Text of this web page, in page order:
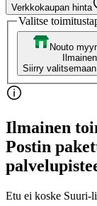
Verkkokaupan hinta
Valitse
Nouto
Ilmainen
Siirry
Ilmainen
Postin
Etu ei koske